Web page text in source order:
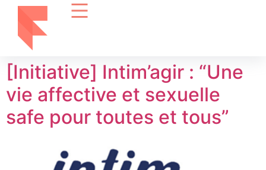
[Initiative] Intim’agir : “Une
vie affective et sexuelle
safe pour toutes et tous”